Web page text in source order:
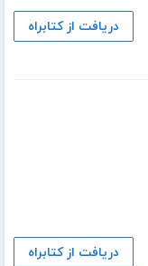
دریافت از کتابراه
دریافت از کتابراه